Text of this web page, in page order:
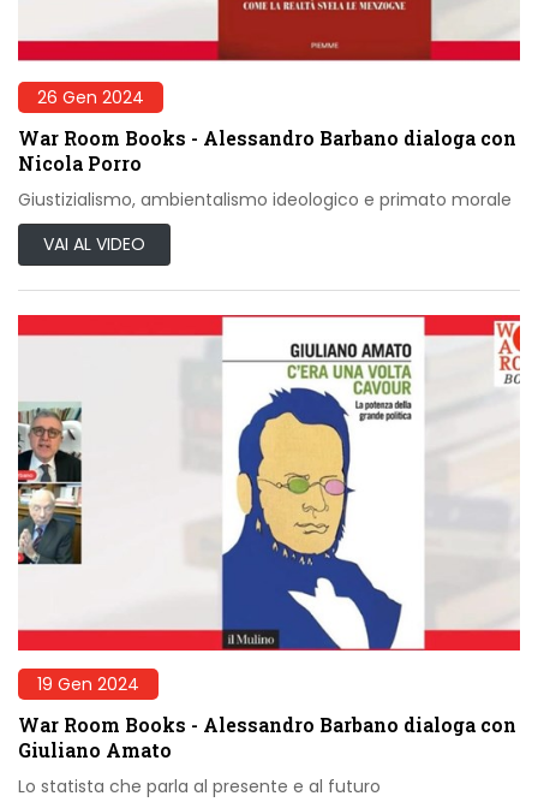
26 Gen 2024
War Room Books - Alessandro Barbano dialoga con
Nicola Porro
Giustizialismo, ambientalismo ideologico e primato morale
VAI AL VIDEO
19 Gen 2024
War Room Books - Alessandro Barbano dialoga con
Giuliano Amato
Lo statista che parla al presente e al futuro